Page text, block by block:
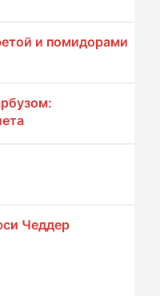
и помидорами
Чеддер